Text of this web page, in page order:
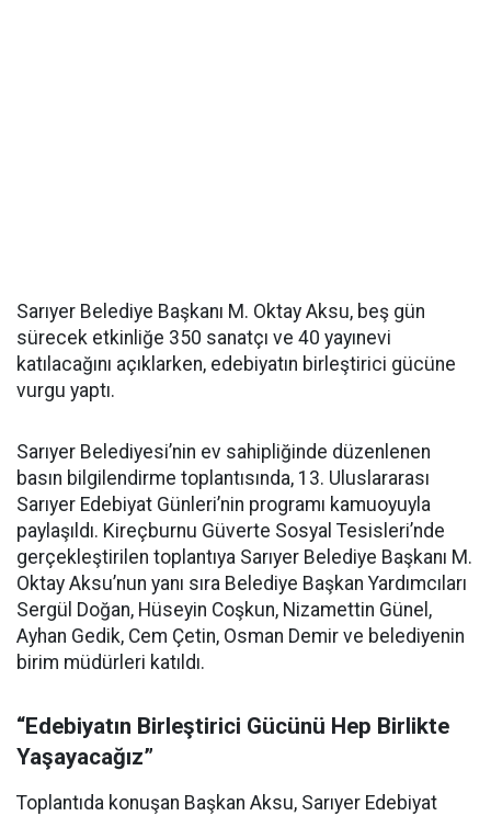
Sarıyer Belediye Başkanı M. Oktay Aksu, beş gün
sürecek etkinliğe 350 sanatçı ve 40 yayınevi
katılacağını açıklarken, edebiyatın birleştirici gücüne
vurgu yaptı.
Sarıyer Belediyesi’nin ev sahipliğinde düzenlenen
basın bilgilendirme toplantısında, 13. Uluslararası
Sarıyer Edebiyat Günleri’nin programı kamuoyuyla
paylaşıldı. Kireçburnu Güverte Sosyal Tesisleri’nde
gerçekleştirilen toplantıya Sarıyer Belediye Başkanı M.
Oktay Aksu’nun yanı sıra Belediye Başkan Yardımcıları
Sergül Doğan, Hüseyin Coşkun, Nizamettin Günel,
Ayhan Gedik, Cem Çetin, Osman Demir ve belediyenin
birim müdürleri katıldı.
“Edebiyatın Birleştirici Gücünü Hep Birlikte
Yaşayacağız”
Toplantıda konuşan Başkan Aksu, Sarıyer Edebiyat